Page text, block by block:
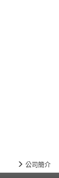
公司簡介